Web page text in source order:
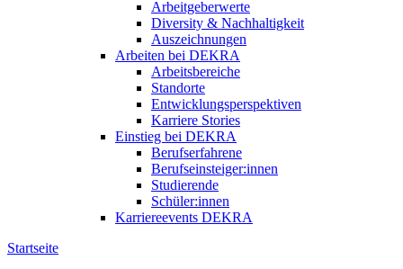
Arbeitgeberwerte
Diversity & Nachhaltigkeit
Auszeichnungen
Arbeiten bei DEKRA
Arbeitsbereiche
Standorte
Entwicklungsperspektiven
Karriere Stories
Einstieg bei DEKRA
Berufserfahrene
Berufseinsteiger:innen
Studierende
Schüler:innen
Karriereevents DEKRA
Startseite